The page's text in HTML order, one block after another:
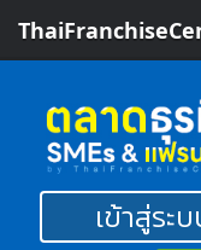
เข้าสู่ระ